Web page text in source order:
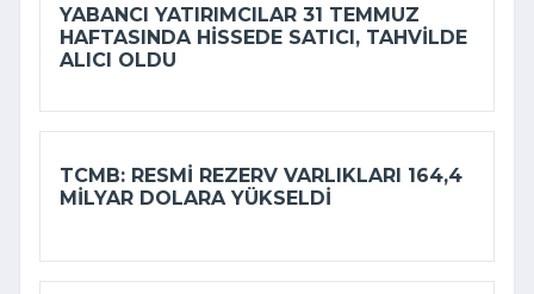
YABANCI YATIRIMCILAR 31 TEMMUZ
HAFTASINDA HISSEDE SATICI, TAHVILDE
ALICI OLDU
TCMB: RESMI REZERV VARLIKLARI 164,4
MILYAR DOLARA YÜKSELDI